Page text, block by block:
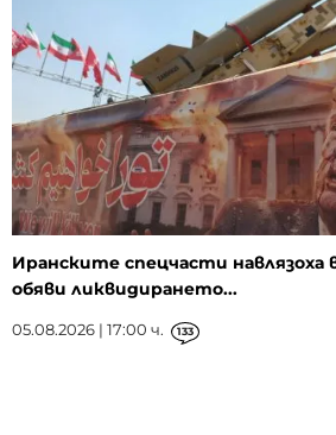
Иранските спецчасти навлязоха
обяви ликвидирането...
05.08.2026 | 17:00 ч. 133